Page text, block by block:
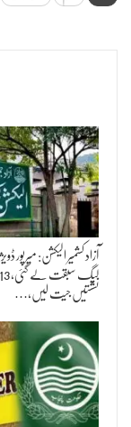
آزاد کشمیر الیکشن: میرپور
نشستیں جیت لیں،…